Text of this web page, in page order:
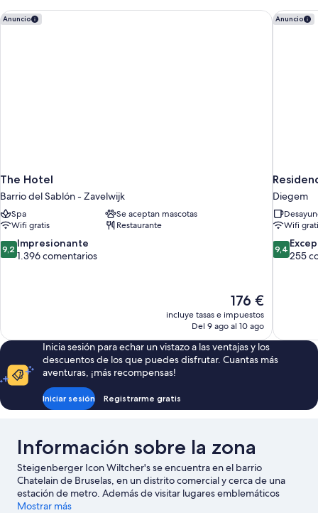
Anuncio
The Hotel
Barrio del Sablón - Zavelwijk
Spa
Se aceptan mascotas
Wifi gratis
Restaurante
9.2
sobre
9,2 Impresionante
1.396 comentarios
El
precio
actual
de
176 €
176 €
incluye tasas e impuestos
Del 9 ago al 10 ago
The Hotel Anuncio
Diegem
Wifi
9.4
sobre
9,4
255
Inicia sesión para echar un vistazo a las ventajas y los
descuentos de los que puedes disfrutar. Cuantas más
aventuras, ¡más recompensas!
Iniciar sesión Registrarme gratis
Información sobre la zona
Steigenberger Icon Wiltcher's se encuentra en el barrio
Chatelain de Bruselas, en un distrito comercial y cerca de una
estación de metro. Además de visitar lugares emblemáticos
como Manneken Pis y Atomium, si lo tuyo son las compras tienes
Mostrar más